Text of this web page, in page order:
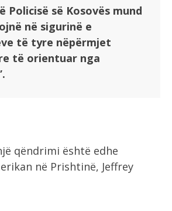
Policisë së Kosovës mund
në sigurinë e
të tyre nëpërmjet
të orientuar nga
qëndrimi është edhe
në Prishtinë, Jeffrey